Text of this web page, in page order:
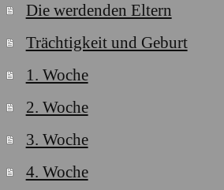
Die werdenden Eltern
Trächtigkeit und Geburt
1. Woche
2. Woche
3. Woche
4. Woche